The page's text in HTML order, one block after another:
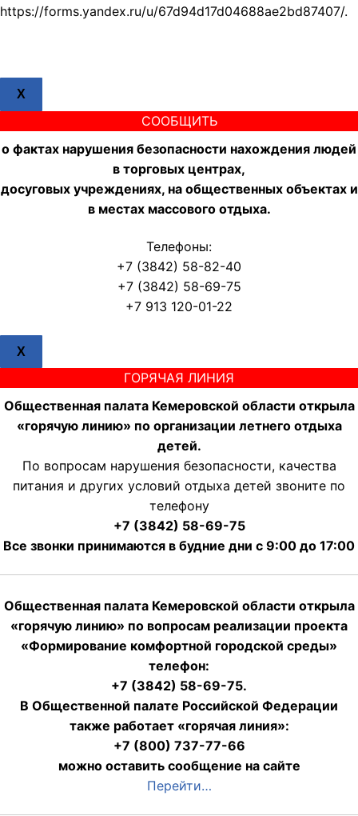
https://forms.yandex.ru/u/67d94d17d04688ae2bd87407/.
X
СООБЩИТЬ
о фактах нарушения безопасности нахождения людей
в торговых центрах,
досуговых учреждениях, на общественных объектах и
в местах массового отдыха.
Телефоны:
+7 (3842) 58-82-40
+7 (3842) 58-69-75
+7 913 120-01-22
X
ГОРЯЧАЯ ЛИНИЯ
Общественная палата Кемеровской области открыла
«горячую линию» по организации летнего отдыха
детей.
По вопросам нарушения безопасности, качества
питания и других условий отдыха детей звоните по
телефону
+7 (3842) 58-69-75
Все звонки принимаются в будние дни с 9:00 до 17:00
Общественная палата Кемеровской области открыла
«горячую линию» по вопросам реализации проекта
«Формирование комфортной городской среды»
телефон:
+7 (3842) 58-69-75.
В Общественной палате Российской Федерации
также работает «горячая линия»:
+7 (800) 737-77-66
можно оставить сообщение на сайте
Перейти…